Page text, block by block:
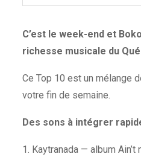
C’est le week-end et
richesse musicale du
Ce Top 10 est un mélange
votre fin de semaine.
Des sons à intégrer
1. Kaytranada — album